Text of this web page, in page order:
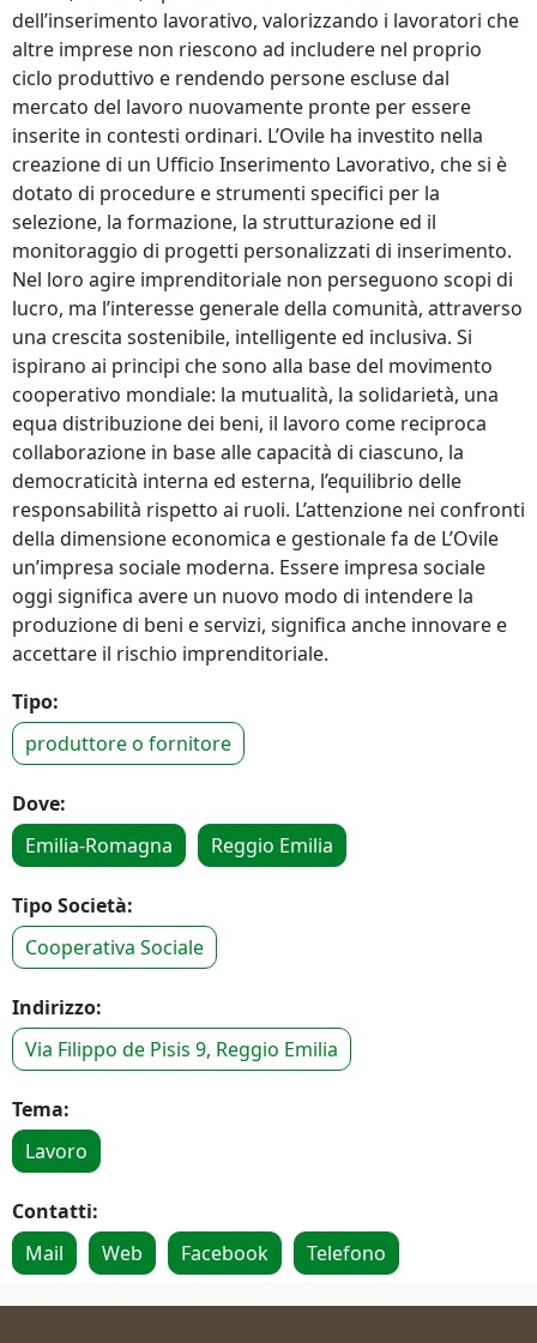
dell’inserimento lavorativo, valorizzando i lavoratori che
altre imprese non riescono ad includere nel proprio
ciclo produttivo e rendendo persone escluse dal
mercato del lavoro nuovamente pronte per essere
inserite in contesti ordinari. L’Ovile ha investito nella
creazione di un Ufficio Inserimento Lavorativo, che si è
dotato di procedure e strumenti specifici per la
selezione, la formazione, la strutturazione ed il
monitoraggio di progetti personalizzati di inserimento.
Nel loro agire imprenditoriale non perseguono scopi di
lucro, ma l’interesse generale della comunità, attraverso
una crescita sostenibile, intelligente ed inclusiva. Si
ispirano ai principi che sono alla base del movimento
cooperativo mondiale: la mutualità, la solidarietà, una
equa distribuzione dei beni, il lavoro come reciproca
collaborazione in base alle capacità di ciascuno, la
democraticità interna ed esterna, l’equilibrio delle
responsabilità rispetto ai ruoli. L’attenzione nei confronti
della dimensione economica e gestionale fa de L’Ovile
un’impresa sociale moderna. Essere impresa sociale
oggi significa avere un nuovo modo di intendere la
produzione di beni e servizi, significa anche innovare e
accettare il rischio imprenditoriale.
Tipo:
produttore o fornitore
Dove:
Emilia-Romagna
Reggio Emilia
Tipo Società:
Cooperativa Sociale
Indirizzo:
Via Filippo de Pisis 9, Reggio Emilia
Tema:
Lavoro
Contatti:
Mail
Web Facebook Telefono